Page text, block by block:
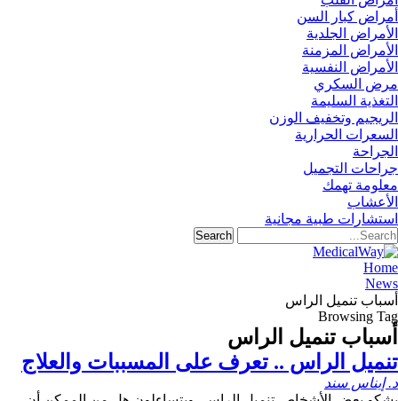
أمراض كبار السن
الأمراض الجلدية
الأمراض المزمنة
الأمراض النفسية
مرض السكري
التغذية السليمة
الريجيم وتخفيف الوزن
السعرات الحرارية
الجراحة
جراحات التجميل
معلومة تهمك
الأعشاب
استشارات طبية مجانية
Home
News
أسباب تنميل الراس
Browsing Tag
أسباب تنميل الراس
تنميل الراس .. تعرف على المسببات والعلاج
د. إيناس سند